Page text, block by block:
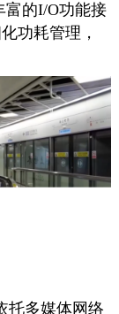
富的I/O功能接
功耗管理，
托多媒体网络